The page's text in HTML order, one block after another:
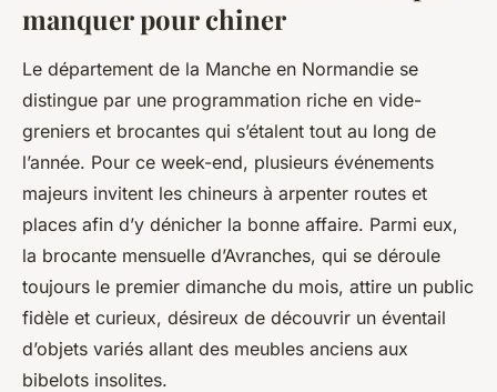
manquer pour chiner
Le département de la Manche en Normandie se
distingue par une programmation riche en vide-
greniers et brocantes qui s’étalent tout au long de
l’année. Pour ce week-end, plusieurs événements
majeurs invitent les chineurs à arpenter routes et
places afin d’y dénicher la bonne affaire. Parmi eux,
la brocante mensuelle d’Avranches, qui se déroule
toujours le premier dimanche du mois, attire un public
fidèle et curieux, désireux de découvrir un éventail
d’objets variés allant des meubles anciens aux
bibelots insolites.